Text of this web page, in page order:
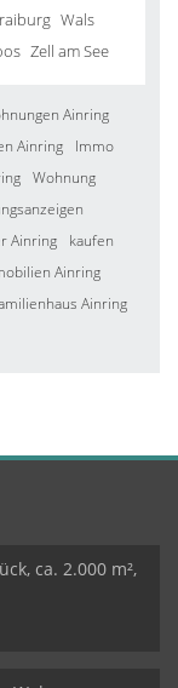
Wals
Zell am See
Ainring
Ainring
Immo
Wohnung
Ainring
kaufen
Ainring
Ainring
ca. 2.000 m²,